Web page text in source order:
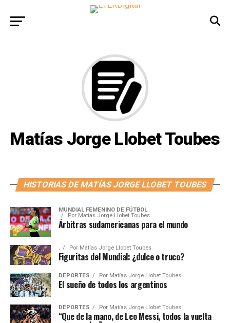
Matías Jorge Llobet Toubes
HISTORIAS DE MATÍAS JORGE LLOBET TOUBES
MUNDIAL FEMENINO DE FÚTBOL
Por Matías Jorge Llobet Toubes
Árbitras sudamericanas para el mundo
. Por Matías Jorge Llobet Toubes
Figuritas del Mundial: ¿dulce o truco?
DEPORTES Por Matías Jorge Llobet Toubes
El sueño de todos los argentinos
DEPORTES Por Matías Jorge Llobet Toubes
“Que de la mano, de Leo Messi, todos la vuelta